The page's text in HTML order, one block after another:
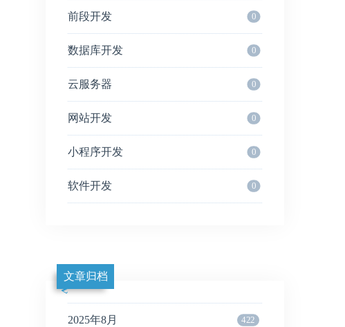
前段开发 0
数据库开发 0
云服务器 0
网站开发 0
小程序开发 0
软件开发 0
文章归档
2025年8月 422